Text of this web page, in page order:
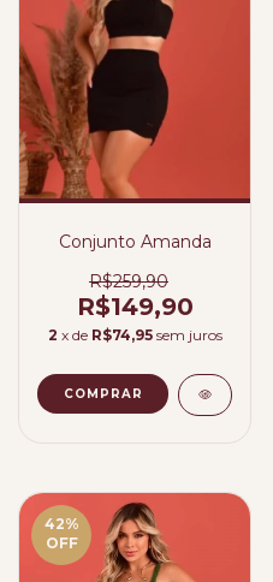
Conjunto Amanda
R$259,90
R$149,90
2 x de R$74,95 sem juros
COMPRAR
42%
OFF